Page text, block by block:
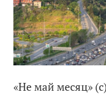
«Не май месяц»